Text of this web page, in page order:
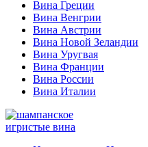
Вина Греции
Вина Венгрии
Вина Австрии
Вина Новой Зеландии
Вина Уругвая
Вина Франции
Вина России
Вина Италии
игристые вина